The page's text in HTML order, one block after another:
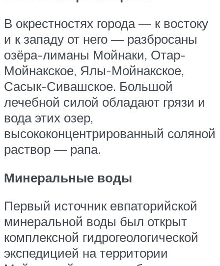
В окрестностях города — к востоку
и к западу от него — разбросаны
озёра-лиманы Мойнаки, Отар-
Мойнакское, Ялы-Мойнакское,
Сасык-Сивашское. Большой
лечебной силой обладают грязи и
вода этих озер,
высококонцентрированный соляной
раствор — рапа.
Минеральные воды
Первый источник евпаторийской
минеральной воды был открыт
комплексной гидрогеологической
экспедицией на территории